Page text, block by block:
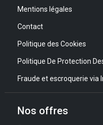
Mentions légales
Contact
Politique des Cookies
Politique De Protection
Fraude et escroquerie via
Nos offres